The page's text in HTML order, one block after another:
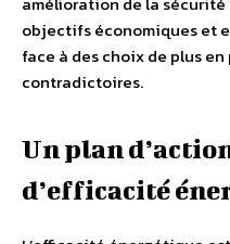
objectifs économiques et
face à des choix de plus
contradictoires.
Un plan
d’efficacité